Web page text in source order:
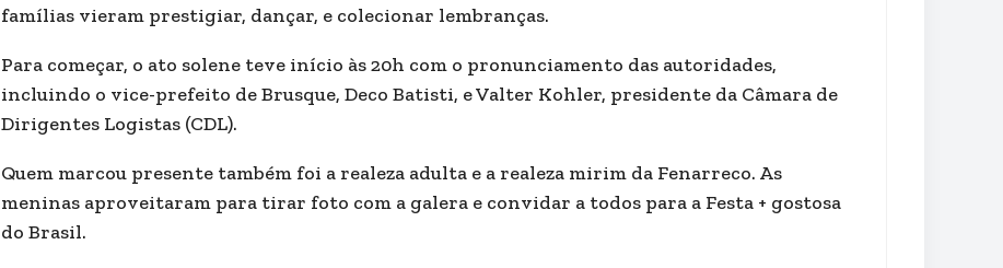
famílias vieram prestigiar, dançar, e colecionar lembranças.
Para começar, o ato solene teve início às 20h com o pronunciamento das autoridades,
incluindo o vice-prefeito de Brusque, Deco Batisti, e Valter Kohler, presidente da Câmara de
Dirigentes Logistas (CDL).
Quem marcou presente também foi a realeza adulta e a realeza mirim da Fenarreco. As
meninas aproveitaram para tirar foto com a galera e convidar a todos para a Festa + gostosa
do Brasil.